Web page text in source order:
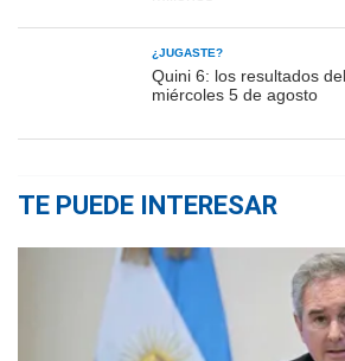
¿JUGASTE?
Quini 6: los resultados
miércoles 5 de agosto
TE PUEDE INTERESAR